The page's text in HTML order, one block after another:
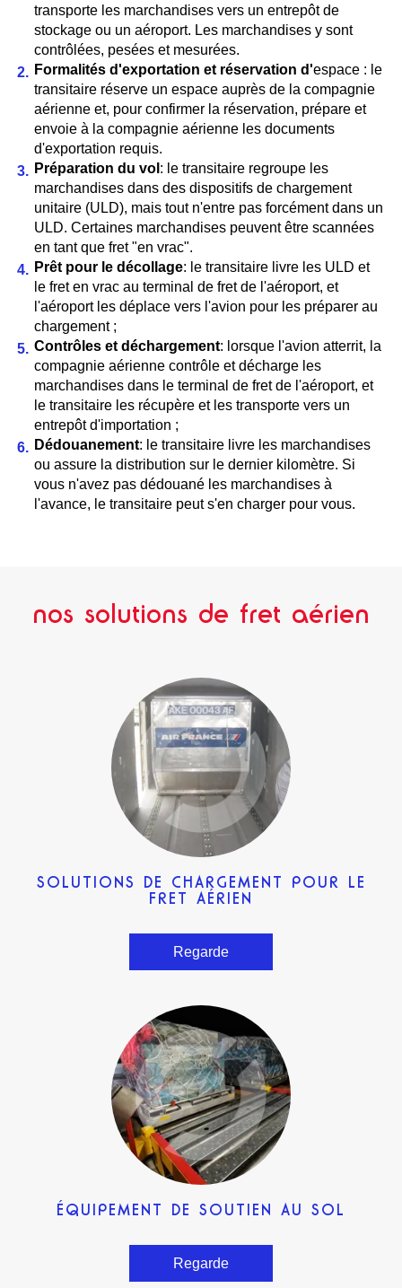
transporte les marchandises vers un entrepôt de
stockage ou un aéroport. Les marchandises y sont
contrôlées, pesées et mesurées.
Formalités d'exportation et réservation d'espace : le
transitaire réserve un espace auprès de la compagnie
aérienne et, pour confirmer la réservation, prépare et
envoie à la compagnie aérienne les documents
d'exportation requis.
Préparation du vol : le transitaire regroupe les
marchandises dans des dispositifs de chargement
unitaire (ULD), mais tout n'entre pas forcément dans un
ULD. Certaines marchandises peuvent être scannées
en tant que fret "en vrac".
Prêt pour le décollage: le transitaire livre les ULD et
le fret en vrac au terminal de fret de l'aéroport, et
l'aéroport les déplace vers l'avion pour les préparer au
chargement ;
Contrôles et déchargement: lorsque l'avion atterrit, la
compagnie aérienne contrôle et décharge les
marchandises dans le terminal de fret de l'aéroport, et
le transitaire les récupère et les transporte vers un
entrepôt d'importation ;
Dédouanement: le transitaire livre les marchandises
ou assure la distribution sur le dernier kilomètre. Si
vous n'avez pas dédouané les marchandises à
l'avance, le transitaire peut s'en charger pour vous.
nos solutions de fret aérien
SOLUTIONS DE CHARGEMENT POUR LE
FRET AÉRIEN
Regarde
ÉQUIPEMENT DE SOUTIEN AU SOL
Regarde